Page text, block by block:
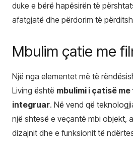
duke e bërë hapësirën të
afatgjatë dhe përdorim të
Mbulim çatie me
Një nga elementet më të
Living është mbulimi i çatisë
integruar. Në vend që
një shtesë e veçantë mbi objekt,
dizajnit dhe e funksionit të